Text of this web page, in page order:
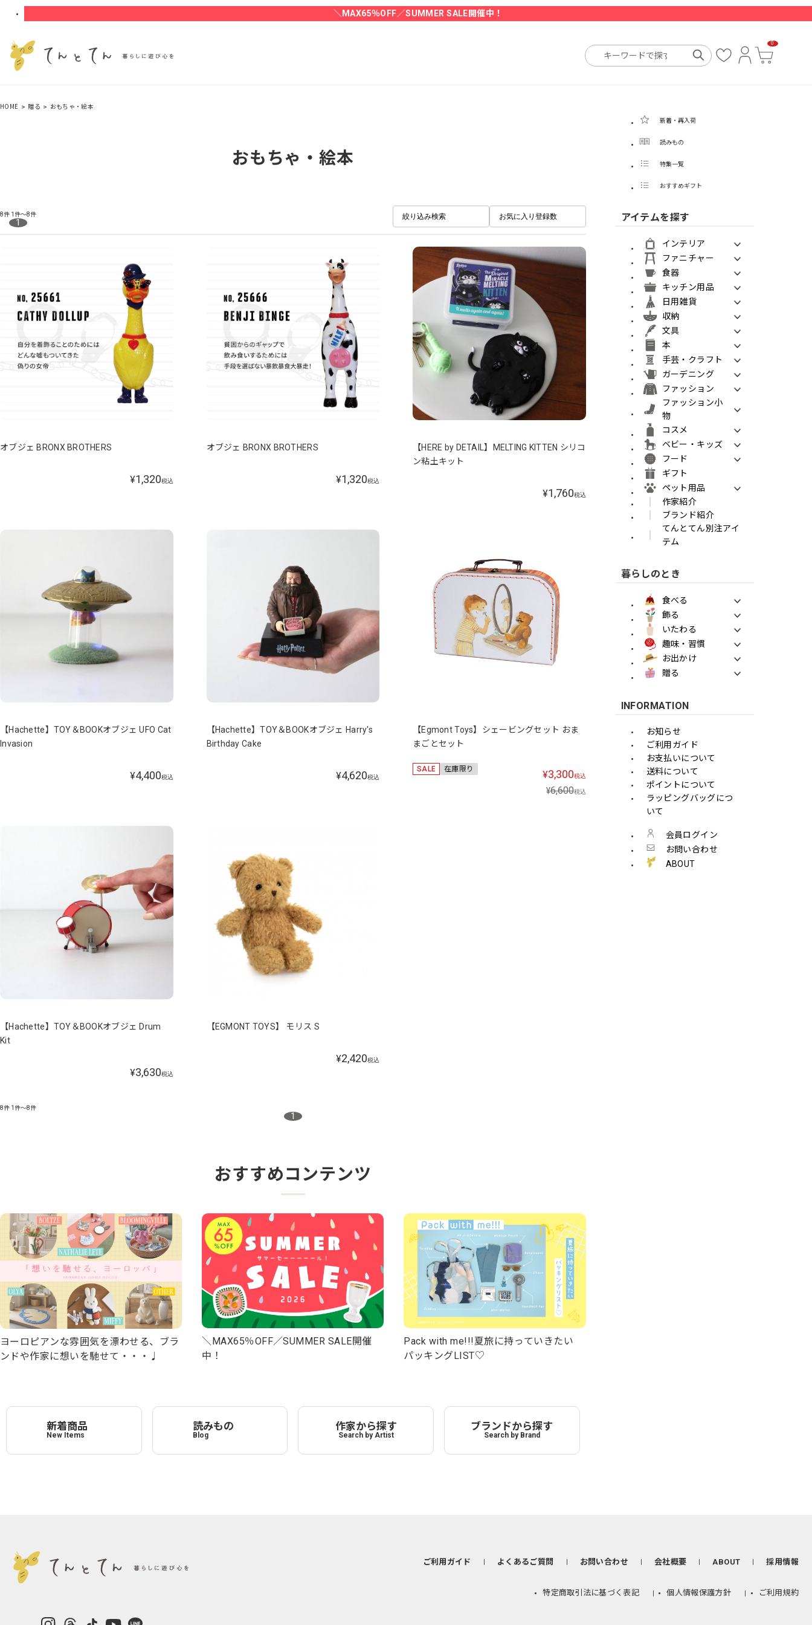
＼MAX65％OFF／SUMMER SALE開催中！
0
HOME 贈る おもちゃ・絵本
おもちゃ・絵本
8件 1件～8件
1
絞り込み検索 お気に入り登録数
オブジェ BRONX BROTHERS
¥1,320税込
オブジェ BRONX BROTHERS
¥1,320税込
【HERE by DETAIL】MELTING KITTEN シリコ
ン粘土キット
¥1,760税込
【Hachette】TOY＆BOOKオブジェ UFO Cat
Invasion
¥4,400税込
【Hachette】TOY＆BOOKオブジェ Harry's
Birthday Cake
¥4,620税込
【Egmont Toys】シェービングセット おま
まごとセット
SALE 在庫限り ¥3,300税込
¥6,600税込
【Hachette】TOY＆BOOKオブジェ Drum
Kit
¥3,630税込
【EGMONT TOYS】 モリス S
¥2,420税込
8件 1件～8件
1
おすすめコンテンツ
ヨーロピアンな雰囲気を漂わせる、ブラ
ンドや作家に想いを馳せて・・・♩
＼MAX65％OFF／SUMMER SALE開催
中！
Pack with me!!!夏旅に持っていきたい
パッキングLIST♡
新着商品
New Items
読みもの
Blog
作家から探す
Search by Artist
ブランドから探す
Search by Brand
新着・再入荷
読みもの
特集一覧
おすすめギフト
アイテムを探す
インテリア
ファニチャー
食器
キッチン用品
日用雑貨
収納
文具
本
手芸・クラフト
ガーデニング
ファッション
ファッション小
物
コスメ
ベビー・キッズ
フード
ギフト
ペット用品
作家紹介
ブランド紹介
てんとてん別注アイ
テム
暮らしのとき
食べる
飾る
いたわる
趣味・習慣
お出かけ
贈る
INFORMATION
お知らせ
ご利用ガイド
お支払いについて
送料について
ポイントについて
ラッピングバッグにつ
いて
会員ログイン
お問い合わせ
ABOUT
instagramThreads LINE
ご利用ガイド よくあるご質問 お問い合わせ 会社概要 ABOUT 採用情報
特定商取引法に基づく表記 個人情報保護方針 ご利用規約